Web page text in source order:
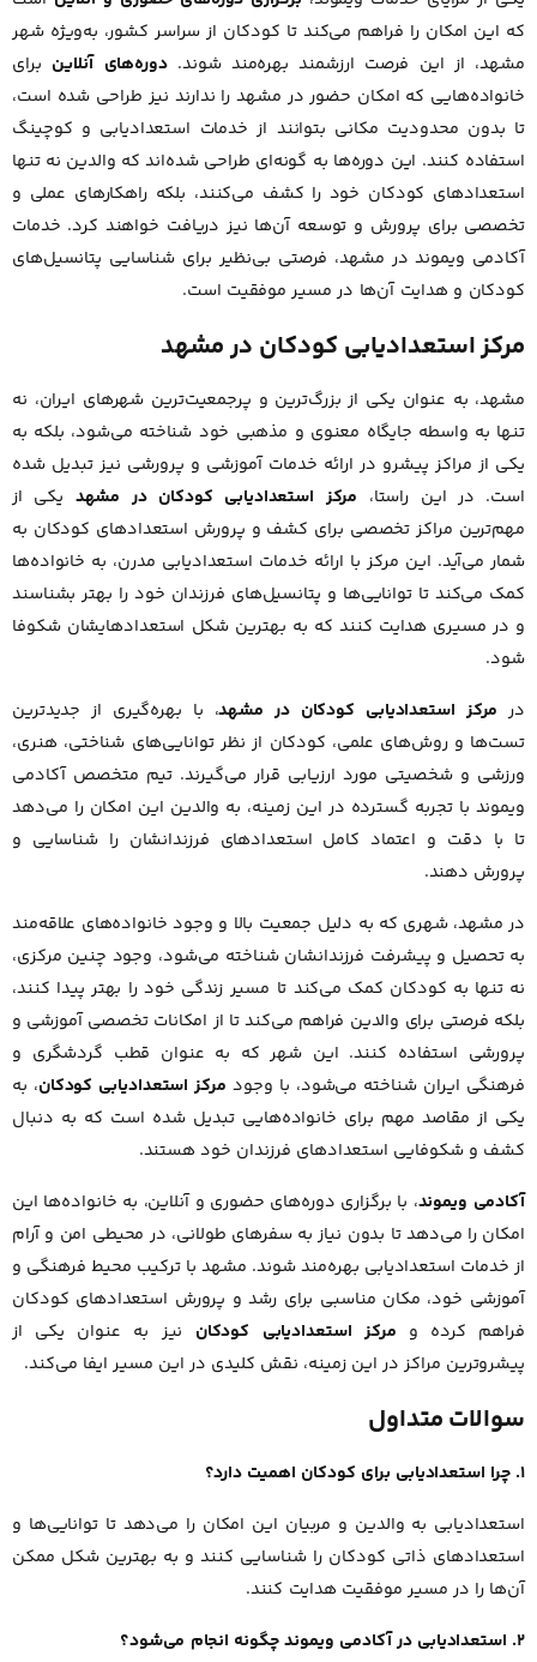
که این امکان را فراهم می‌کند تا کودکان از سراسر کشور، به‌ویژه شهر
مشهد، از این فرصت ارزشمند بهره‌مند شوند.دوره‌های آنلاین برای
خانواده‌هایی که امکان حضور در مشهد را ندارند نیز طراحی شده است،
تا بدون محدودیت مکانی بتوانند از خدمات استعدادیابی و کوچینگ
استفاده کنند. این دوره‌ها به گونه‌ای طراحی شده‌اند که والدین نه تنها
استعدادهای کودکان خود را کشف می‌کنند، بلکه راهکارهای عملی و
تخصصی برای پرورش و توسعه آن‌ها نیز دریافت خواهند کرد. خدمات
آکادمی ویموند در مشهد، فرصتی بی‌نظیر برای شناسایی پتانسیل‌های
کودکان و هدایت آن‌ها در مسیر موفقیت است.
مرکز استعدادیابی کودکان در مشهد
مشهد، به عنوان یکی از بزرگ‌ترین و پرجمعیت‌ترین شهرهای ایران، نه
تنها به واسطه جایگاه معنوی و مذهبی خود شناخته می‌شود، بلکه به
یکی از مراکز پیشرو در ارائه خدمات آموزشی و پرورشی نیز تبدیل شده
است. در این راستا، مرکز استعدادیابی کودکان در مشهد یکی از
مهم‌ترین مراکز تخصصی برای کشف و پرورش استعدادهای کودکان به
شمار می‌آید. این مرکز با ارائه خدمات استعدادیابی مدرن، به خانواده‌ها
کمک می‌کند تا توانایی‌ها و پتانسیل‌های فرزندان خود را بهتر بشناسند
و در مسیری هدایت کنند که به بهترین شکل استعدادهایشان شکوفا
شود.
در مرکز استعدادیابی کودکان در مشهد، با بهره‌گیری از جدیدترین
تست‌ها و روش‌های علمی، کودکان از نظر توانایی‌های شناختی، هنری،
ورزشی و شخصیتی مورد ارزیابی قرار می‌گیرند. تیم متخصص آکادمی
ویموند با تجربه گسترده در این زمینه، به والدین این امکان را می‌دهد
تا با دقت و اعتماد کامل استعدادهای فرزندانشان را شناسایی و
پرورش دهند.
در مشهد، شهری که به دلیل جمعیت بالا و وجود خانواده‌های علاقه‌مند
به تحصیل و پیشرفت فرزندانشان شناخته می‌شود، وجود چنین مرکزی،
نه تنها به کودکان کمک می‌کند تا مسیر زندگی خود را بهتر پیدا کنند،
بلکه فرصتی برای والدین فراهم می‌کند تا از امکانات تخصصی آموزشی و
پرورشی استفاده کنند. این شهر که به عنوان قطب گردشگری و
فرهنگی ایران شناخته می‌شود، با وجود مرکز استعدادیابی کودکان، به
یکی از مقاصد مهم برای خانواده‌هایی تبدیل شده است که به دنبال
کشف و شکوفایی استعدادهای فرزندان خود هستند.
آکادمی ویموند، با برگزاری دوره‌های حضوری و آنلاین، به خانواده‌ها این
امکان را می‌دهد تا بدون نیاز به سفرهای طولانی، در محیطی امن و آرام
از خدمات استعدادیابی بهره‌مند شوند. مشهد با ترکیب محیط فرهنگی و
آموزشی خود، مکان مناسبی برای رشد و پرورش استعدادهای کودکان
فراهم کرده و مرکز استعدادیابی کودکان نیز به عنوان یکی از
پیشروترین مراکز در این زمینه، نقش کلیدی در این مسیر ایفا می‌کند.
سوالات متداول
1. چرا استعدادیابی برای کودکان اهمیت دارد؟
استعدادیابی به والدین و مربیان این امکان را می‌دهد تا توانایی‌ها و
استعدادهای ذاتی کودکان را شناسایی کنند و به بهترین شکل ممکن
آن‌ها را در مسیر موفقیت هدایت کنند.
2. استعدادیابی در آکادمی ویموند چگونه انجام می‌شود؟